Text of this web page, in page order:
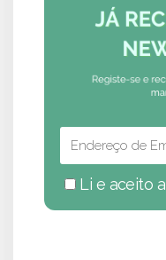
Li e aceito a